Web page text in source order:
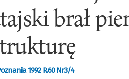
brał
1992 R.60 Nr3/4